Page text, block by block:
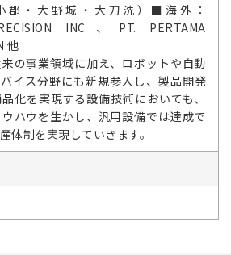
郡・大野城・大刀洗）■海外：
INC、PT. PERTAMA
他
来の事業領域に加え、ロボットや自動
イス分野にも新規参入し、製品開発
化を実現する設備技術においても、
ハウを生かし、汎用設備では達成で
体制を実現していきます。